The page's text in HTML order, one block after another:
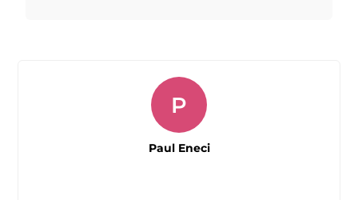
cauzate de probleme fizioterapeutice precum entorse, rupturi
ale ligamentelor si proceduri estetice. Pe langa puterea de a
oferi pielii un aspect catifelat si unghii stralucitoare, parafina
se poate utiliza si in tratarea durerilor provocare de
P
Paul Eneci